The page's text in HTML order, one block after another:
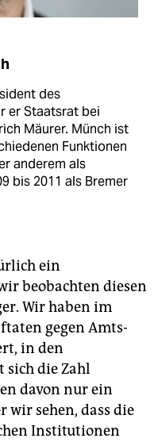
des
er Staatsrat bei
Mäurer. Münch ist
Funktionen
anderem als
bis 2011 als Bremer
ein
beobachten diesen
Wir haben im
gegen Amts-
in den
sich die Zahl
davon nur ein
wir sehen, dass die
Institutionen